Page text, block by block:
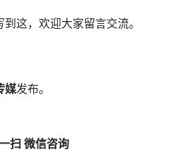
这，欢迎大家留言交流。
媒发布。
扫 微信咨询